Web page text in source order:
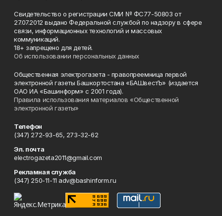
Свидетельство о регистрации СМИ № ФС77-50803 от
27.07.2012 выдано Федеральной службой по надзору в сфере
связи, информационных технологий и массовых
коммуникаций.
18+ запрещено для детей.
Об использовании персональных данных
Общественная электрогазета - правопреемница первой
электронной газеты Башкортостана «БАШвестЪ» (издается
ОАО ИА «Башинформ» с 2001 года).
Правила использования материалов «Общественной
электронной газеты»
Телефон
(347) 272-93-65, 273-32-62
Эл. почта
electrogazeta2011@gmail.com
Рекламная служба
(347) 250-11-11 adv@bashinform.ru